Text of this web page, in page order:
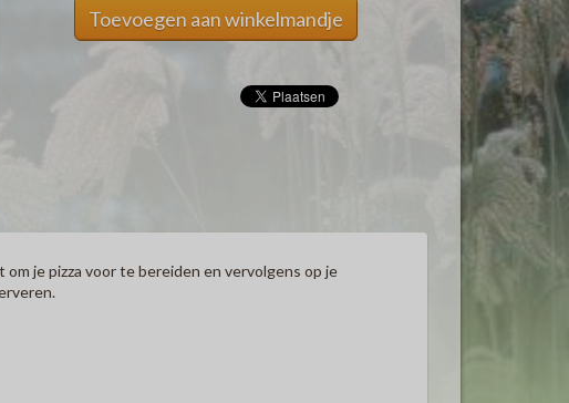
Toevoegen aan winkelmandje
om je pizza voor te bereiden en vervolgens op je